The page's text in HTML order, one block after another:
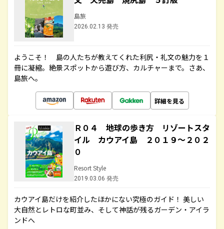
島旅
2026.02.13 発売
ようこそ！ 島の人たちが教えてくれた利尻・礼文の魅力を１
冊に凝縮。絶景スポットから遊び方、カルチャーまで。さあ、
島旅へ。
詳細を見る
Ｒ０４ 地球の歩き方 リゾートスタ
イル カウアイ島 ２０１９～２０２
０
Resort Style
2019.03.06 発売
カウアイ島だけを紹介したほかにない究極のガイド！ 美しい
大自然とレトロな町並み、そして神話が残るガーデン・アイラ
ンドへ